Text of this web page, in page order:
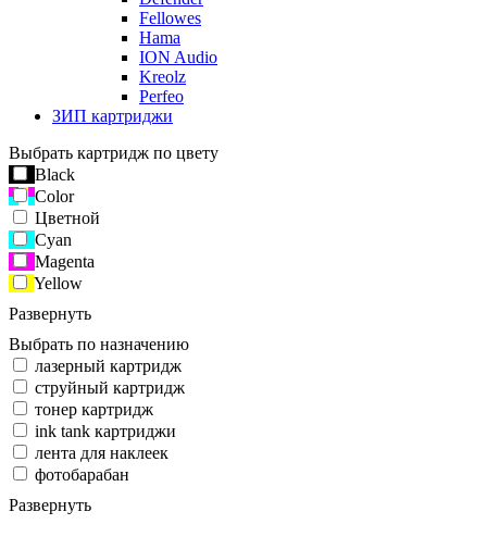
Fellowes
Hama
ION Audio
Kreolz
Perfeo
ЗИП картриджи
Выбрать картридж по цвету
Black
Color
Цветной
Cyan
Magenta
Yellow
Развернуть
Выбрать по назначению
лазерный картридж
струйный картридж
тонер картридж
ink tank картриджи
лента для наклеек
фотобарабан
Развернуть